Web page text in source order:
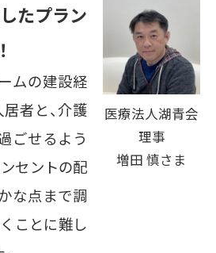
医療法人湖青会
理事
増田 慎さま
たプラン
ムの建設経
者と、介護
ごせるよう
セントの配
な点まで調
ことに難し